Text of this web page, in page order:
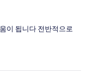
이 됩니다 전반적으로